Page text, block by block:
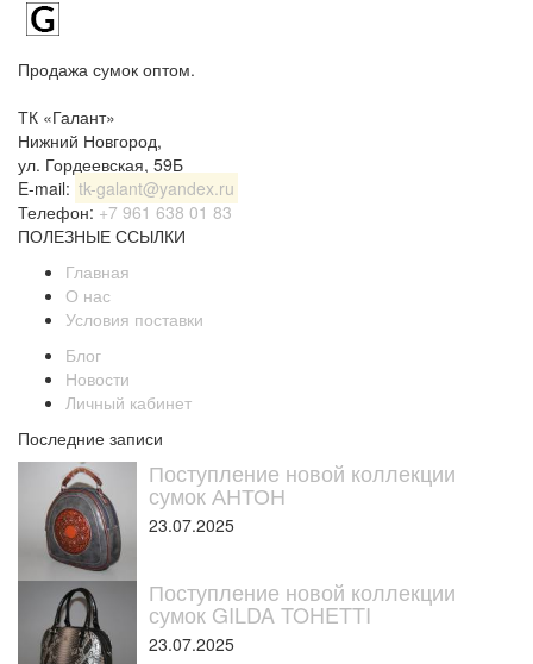
Продажа сумок оптом.
ТК «Галант»
Нижний Новгород,
ул. Гордеевская, 59Б
E-mail: tk-galant@yandex.ru
Телефон: +7 961 638 01 83
ПОЛЕЗНЫЕ ССЫЛКИ
Главная
О нас
Условия поставки
Блог
Новости
Личный кабинет
Последние записи
Поступление новой коллекции
сумок АНТОН
23.07.2025
Поступление новой коллекции
сумок GILDA TOHETTI
23.07.2025